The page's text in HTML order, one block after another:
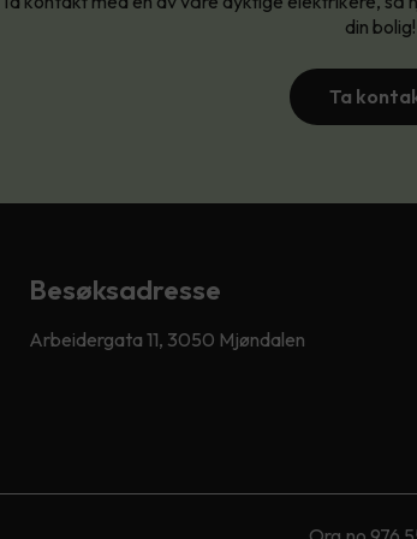
din bolig!
Ta
Besøksadresse
Arbeidergata 11, 3050 Mjøndalen